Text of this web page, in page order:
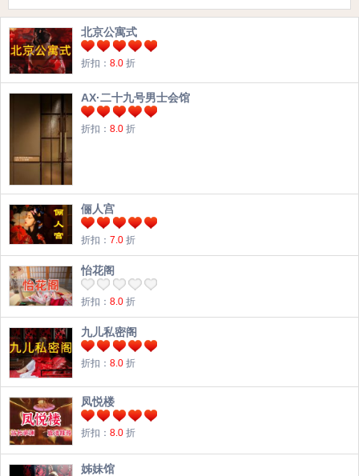
北京公寓式
折扣： 8.0 折
AX·二十九号男士会馆
折扣： 8.0 折
俪人宫
折扣： 7.0 折
怡花阁
折扣： 8.0 折
九儿私密阁
折扣： 8.0 折
凤悦楼
折扣： 8.0 折
姊妹馆